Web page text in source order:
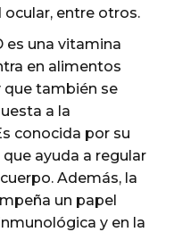
ocular, entre otros.
es una vitamina
en alimentos
que también se
a la
conocida por su
ayuda a regular
Además, la
un papel
y en la